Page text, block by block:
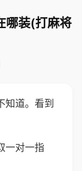
哪装(打麻将
知道。看到
一对一指